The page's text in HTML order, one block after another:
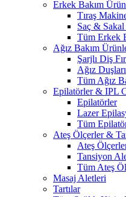
Erkek Bakım
Tıraş
Saç &
Tüm Erkek
Ağız Bakım
Şarjlı Diş
Ağız Duşları
Tüm Ağız
Epilatörler & IPL
Epilatörler
Lazer
Tüm
Ateş Ölçerler &
Ateş
Tansiyon
Tüm Ateş
Masaj Aletleri
Tartılar